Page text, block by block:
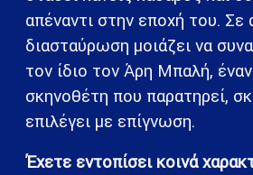
απέναντι στην εποχή του.
διασταύρωση μοιάζει να
τον ίδιο τον Άρη Μπαλή,
σκηνοθέτη που παρατηρεί,
επιλέγει με επίγνωση.
Έχετε εντοπίσει κοινά